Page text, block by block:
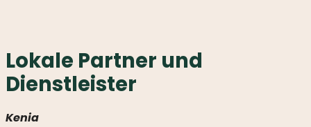
Lokale Partner und
Dienstleister
Kenia